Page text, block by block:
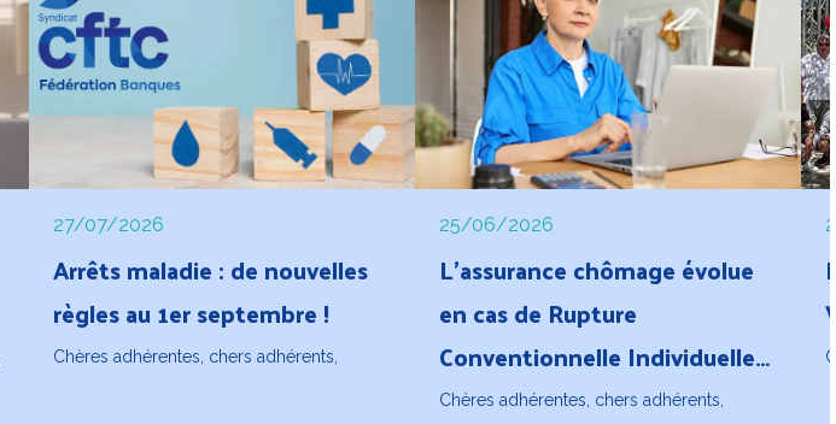
27/07/2026
Arrêts maladie : de nouvelles
règles au 1er septembre !
Chères adhérentes, chers adhérents,
25/06/2026
L'assurance chômage évolue
en cas de Rupture
Conventionnelle Individuelle
(RCI)
Chères adhérentes, chers adhérents,